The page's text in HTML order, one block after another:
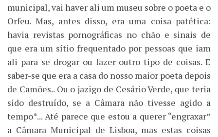
municipal, vai haver ali um museu sobre o poeta e o
Orfeu. Mas, antes disso, era uma coisa patética:
havia revistas pornográficas no chão e sinais de
que era um sítio frequentado por pessoas que iam
ali para se drogar ou fazer outro tipo de coisas. E
saber-se que era a casa do nosso maior poeta depois
de Camões.. Ou o jazigo de Cesário Verde, que teria
sido destruído, se a Câmara não tivesse agido a
tempo*... Até parece que estou a querer “engraxar”
a Câmara Municipal de Lisboa, mas estas coisas